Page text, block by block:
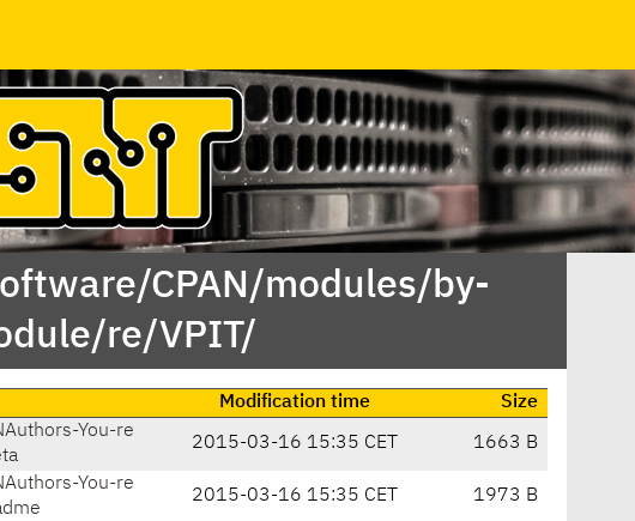
CPAN/modules/by-
re/VPIT/
Modification time
Size
You-re
2015-03-16 15:35 CET 1663 B
You-re
2015-03-16 15:35 CET 1973 B